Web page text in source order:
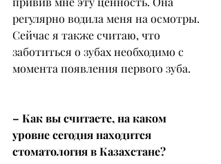
регулярно водила меня на осмотры.
Сейчас я также считаю, что
заботиться о зубах необходимо с
момента появления первого зуба.
– Как вы считаете, на каком
уровне сегодня находится
стоматология в Казахстане?